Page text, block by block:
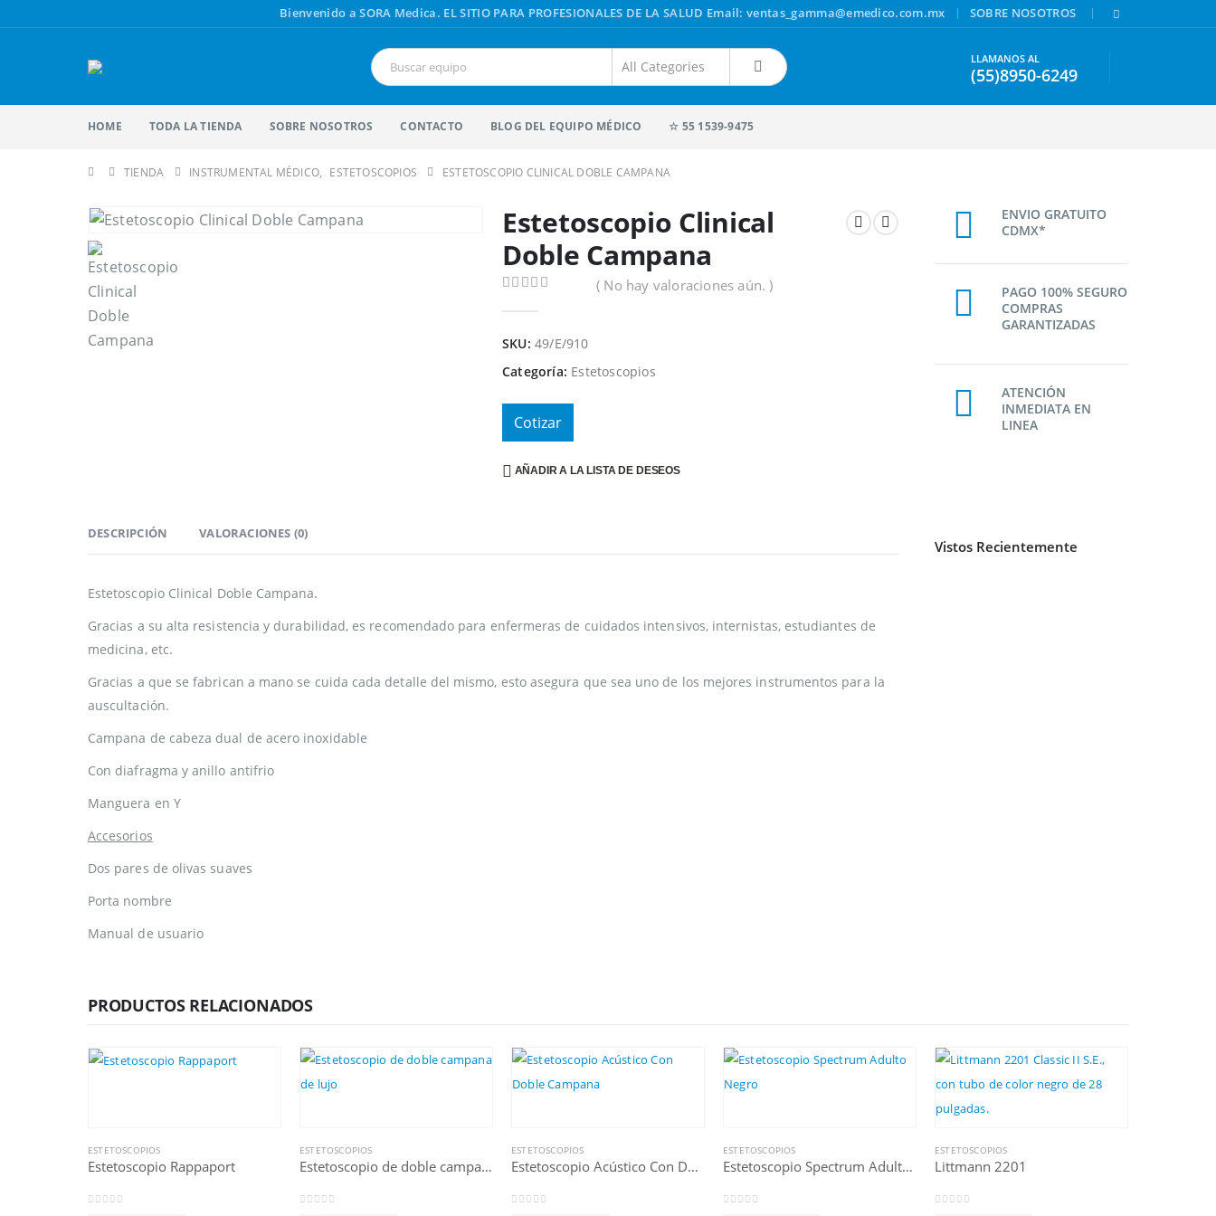
Bienvenido a SORA Medica. EL SITIO PARA PROFESIONALES DE LA SALUD Email: ventas_gamma@emedico.com.mx | SOBRE NOSOTROS |
LLAMANOS AL
(55)8950-6249
HOME TODA LA TIENDA SOBRE NOSOTROS CONTACTO BLOG DEL EQUIPO MÉDICO ☆ 55 1539-9475
TIENDA INSTRUMENTAL MÉDICO, ESTETOSCOPIOS ESTETOSCOPIO CLINICAL DOBLE CAMPANA
Estetoscopio Clinical
Doble Campana
( No hay valoraciones aún. )
SKU: 49/E/910
Categoría: Estetoscopios
Cotizar
AÑADIR A LA LISTA DE DESEOS
DESCRIPCIÓN VALORACIONES (0)
Estetoscopio Clinical Doble Campana.
Gracias a su alta resistencia y durabilidad, es recomendado para enfermeras de cuidados intensivos, internistas, estudiantes de
medicina, etc.
Gracias a que se fabrican a mano se cuida cada detalle del mismo, esto asegura que sea uno de los mejores instrumentos para la
auscultación.
Campana de cabeza dual de acero inoxidable
Con diafragma y anillo antifrio
Manguera en Y
Accesorios
Dos pares de olivas suaves
Porta nombre
Manual de usuario
ENVIO GRATUITO
CDMX*
PAGO 100% SEGURO
COMPRAS
GARANTIZADAS
ATENCIÓN
INMEDIATA EN
LINEA
Vistos Recientemente
PRODUCTOS RELACIONADOS
ESTETOSCOPIOS
Estetoscopio Rappaport
ESTETOSCOPIOS
Estetoscopio de doble campana de lujo
ESTETOSCOPIOS
Estetoscopio Acústico Con Doble Campana
ESTETOSCOPIOS
Estetoscopio Spectrum Adulto Negro
ESTETOSCOPIOS
Littmann 2201